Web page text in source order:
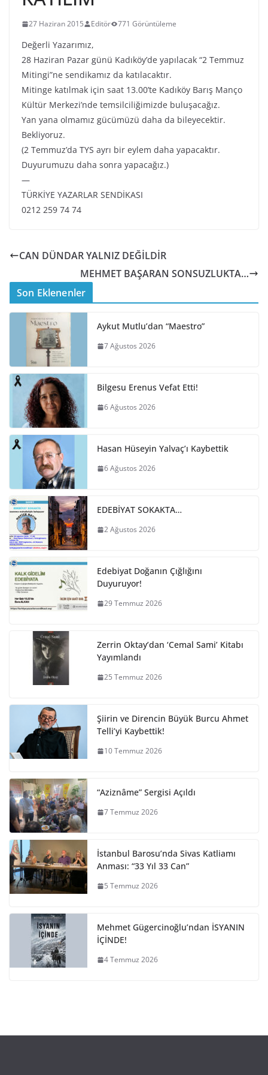
27 Haziran 2015 Editör 771 Görüntüleme
Değerli Yazarımız,
28 Haziran Pazar günü Kadıköy’de yapılacak “2 Temmuz
Mitingi”ne sendikamız da katılacaktır.
Mitinge katılmak için saat 13.00’te Kadıköy Barış Manço
Kültür Merkezi’nde temsilciliğimizde buluşacağız.
Yan yana olmamız gücümüzü daha da bileyecektir.
Bekliyoruz.
(2 Temmuz’da TYS ayrı bir eylem daha yapacaktır.
Duyurumuzu daha sonra yapacağız.)
—
TÜRKİYE YAZARLAR SENDİKASI
0212 259 74 74
CAN DÜNDAR YALNIZ DEĞİLDİR
MEHMET BAŞARAN SONSUZLUKTA…
Son Eklenenler
Aykut Mutlu’dan “Maestro”
7 Ağustos 2026
Bilgesu Erenus Vefat Etti!
6 Ağustos 2026
Hasan Hüseyin Yalvaç’ı Kaybettik
6 Ağustos 2026
EDEBİYAT SOKAKTA…
2 Ağustos 2026
Edebiyat Doğanın Çığlığını
Duyuruyor!
29 Temmuz 2026
Zerrin Oktay’dan ‘Cemal Sami’ Kitabı
Yayımlandı
25 Temmuz 2026
Şiirin ve Direncin Büyük Burcu Ahmet
Telli’yi Kaybettik!
10 Temmuz 2026
“Aziznâme” Sergisi Açıldı
7 Temmuz 2026
İstanbul Barosu’nda Sivas Katliamı
Anması: “33 Yıl 33 Can”
5 Temmuz 2026
Mehmet Gügercinoğlu’ndan İSYANIN
İÇİNDE!
4 Temmuz 2026